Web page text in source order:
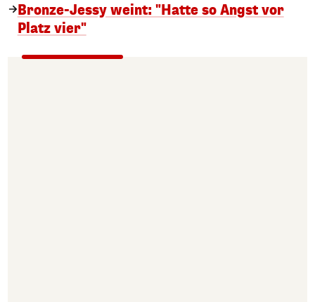
Bronze-Jessy weint: "Hatte so Angst vor
Platz vier"